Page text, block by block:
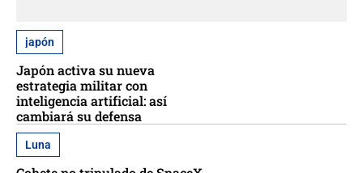
japón
Japón activa su nueva
estrategia militar con
inteligencia artificial: así
cambiará su defensa
Luna